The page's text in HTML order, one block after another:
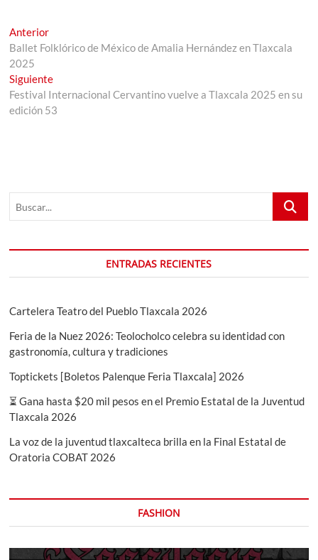
Navegación
de
entradas
AnteriorEntrada
anterior:
Ballet Folklórico de México de Amalia Hernández en Tlaxcala
2025
SiguienteEntrada
siguiente:
Festival Internacional Cervantino vuelve a Tlaxcala 2025 en su
edición 53
Buscar...
ENTRADAS RECIENTES
Cartelera Teatro del Pueblo Tlaxcala 2026
Feria de la Nuez 2026: Teolocholco celebra su identidad con
gastronomía, cultura y tradiciones
Toptickets [Boletos Palenque Feria Tlaxcala] 2026
⏳ Gana hasta $20 mil pesos en el Premio Estatal de la Juventud
Tlaxcala 2026
La voz de la juventud tlaxcalteca brilla en la Final Estatal de
Oratoria COBAT 2026
FASHION